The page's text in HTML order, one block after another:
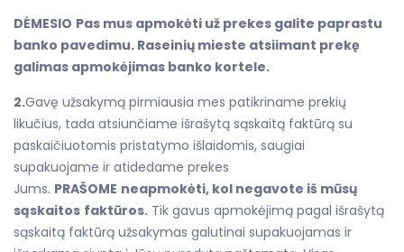
DĖMESIO Pas mus apmokėti už prekes galite paprastu
banko pavedimu. Raseinių mieste atsiimant prekę
galimas apmokėjimas banko kortele.
2.Gavę užsakymą pirmiausia mes patikriname prekių
likučius, tada atsiunčiame išrašytą sąskaitą faktūrą su
paskaičiuotomis pristatymo išlaidomis, saugiai
supakuojame ir atidedame prekes
Jums. PRAŠOME neapmokėti, kol negavote iš mūsų
sąskaitos faktūros. Tik gavus apmokėjimą pagal išrašytą
sąskaitą faktūrą užsakymas galutinai supakuojamas ir